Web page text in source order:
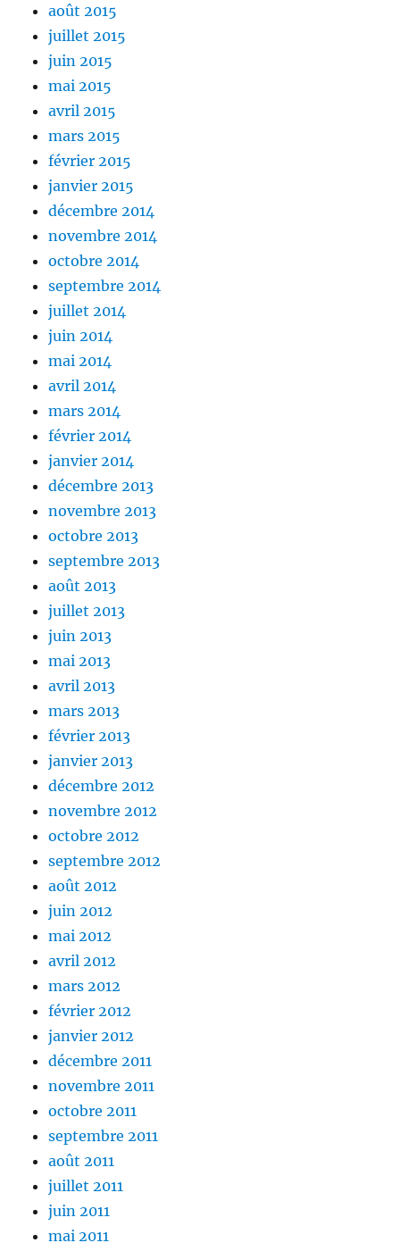
août 2015
juillet 2015
juin 2015
mai 2015
avril 2015
mars 2015
février 2015
janvier 2015
décembre 2014
novembre 2014
octobre 2014
septembre 2014
juillet 2014
juin 2014
mai 2014
avril 2014
mars 2014
février 2014
janvier 2014
décembre 2013
novembre 2013
octobre 2013
septembre 2013
août 2013
juillet 2013
juin 2013
mai 2013
avril 2013
mars 2013
février 2013
janvier 2013
décembre 2012
novembre 2012
octobre 2012
septembre 2012
août 2012
juin 2012
mai 2012
avril 2012
mars 2012
février 2012
janvier 2012
décembre 2011
novembre 2011
octobre 2011
septembre 2011
août 2011
juillet 2011
juin 2011
mai 2011